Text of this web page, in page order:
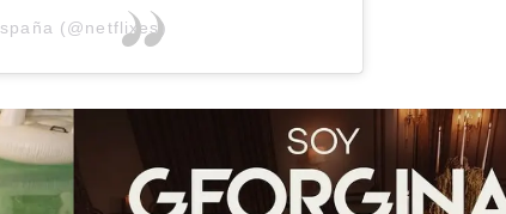
(@netflixes)